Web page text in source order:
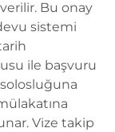
Bu onay
sistemi
ile başvuru
Vize takip